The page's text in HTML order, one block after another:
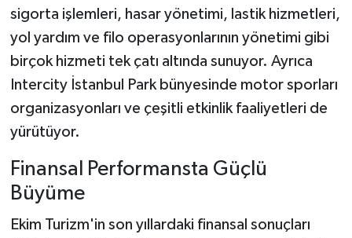
sigorta işlemleri, hasar yönetimi, lastik hizmetleri,
yol yardım ve filo operasyonlarının yönetimi gibi
birçok hizmeti tek çatı altında sunuyor. Ayrıca
Intercity İstanbul Park bünyesinde motor sporları
organizasyonları ve çeşitli etkinlik faaliyetleri de
yürütüyor.
Finansal Performansta Güçlü
Büyüme
Ekim Turizm'in son yıllardaki finansal sonuçları